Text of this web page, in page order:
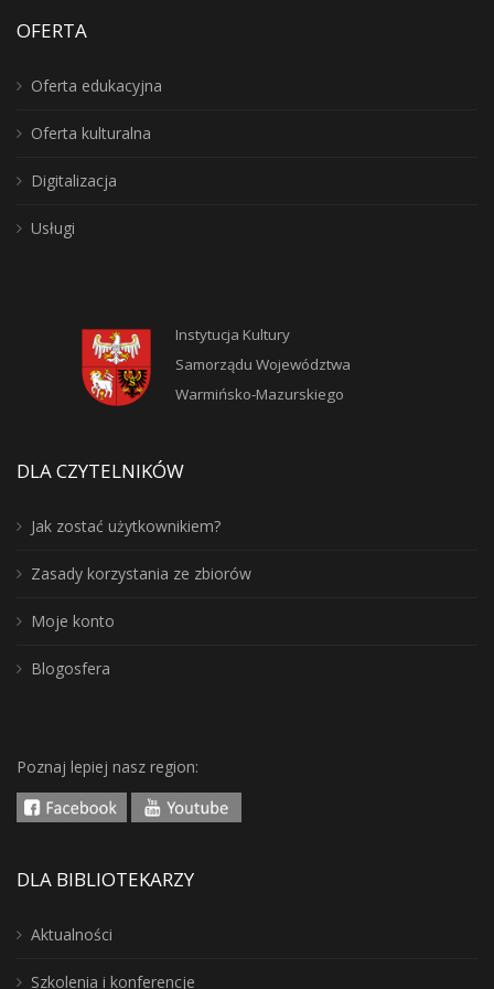
OFERTA
Oferta edukacyjna
Oferta kulturalna
Digitalizacja
Usługi
Instytucja Kultury
Samorządu Województwa
Warmińsko-Mazurskiego
DLA CZYTELNIKÓW
Jak zostać użytkownikiem?
Zasady korzystania ze zbiorów
Moje konto
Blogosfera
Poznaj lepiej nasz region:
DLA BIBLIOTEKARZY
Aktualności
Szkolenia i konferencje